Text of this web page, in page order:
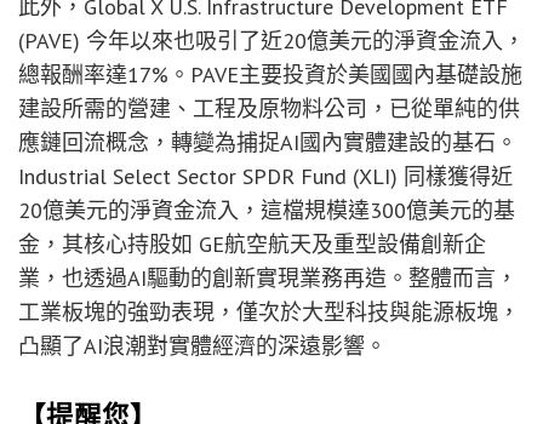
此外，Global X U.S. Infrastructure Development ETF
(PAVE) 今年以來也吸引了近20億美元的淨資金流入，
總報酬率達17%。PAVE主要投資於美國國內基礎設施
建設所需的營建、工程及原物料公司，已從單純的供
應鏈回流概念，轉變為捕捉AI國內實體建設的基石。
Industrial Select Sector SPDR Fund (XLI) 同樣獲得近
20億美元的淨資金流入，這檔規模達300億美元的基
金，其核心持股如 GE航空航天及重型設備創新企
業，也透過AI驅動的創新實現業務再造。整體而言，
工業板塊的強勁表現，僅次於大型科技與能源板塊，
凸顯了AI浪潮對實體經濟的深遠影響。